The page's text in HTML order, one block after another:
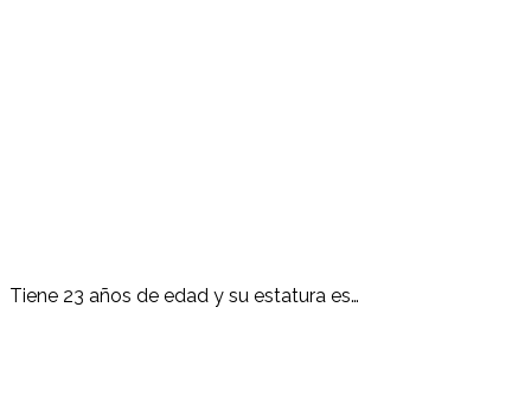
Tiene 23 años de edad y su estatura es…